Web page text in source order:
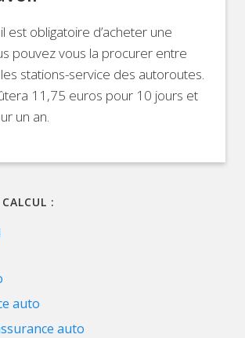
est obligatoire d’acheter une
pouvez vous la procurer entre
stations-service des autoroutes.
11,75 euros pour 10 jours et
un an.
:
auto
auto